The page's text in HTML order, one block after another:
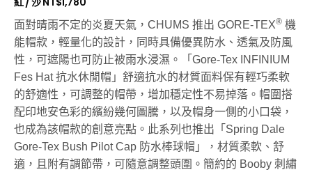
面對晴雨不定的炎夏天氣，CHUMS 推出 GORE-TEX® 機
能帽款，輕量化的設計，同時具備優異防水、透氣及防風
性，可遮陽也可防止被雨水浸濕。
「Gore-Tex INFINIUM
Fes Hat 抗水休閒帽」舒適抗水的材質面料保有輕巧柔軟
的舒適性，可調整的帽帶，增加穩定性不易掉落。帽圍搭
配印地安色彩的繽紛幾何圖騰，以及帽身一側的小口袋，
也成為該帽款的創意亮點。此系列也推出「Spring Dale
Gore-Tex Bush Pilot Cap 防水棒球帽」，材質柔軟、舒
適，且附有調節帶，可隨意調整頭圍。簡約的 Booby 刺繡